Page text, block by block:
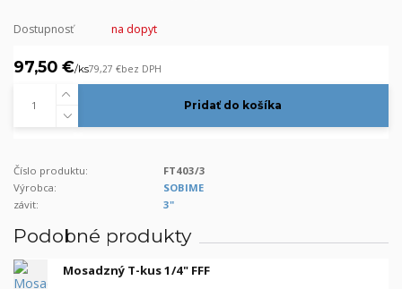
Dostupnosť na dopyt
97,50 €/ks79,27 €bez DPH
Pridať do košíka
Číslo produktu:
FT403/3
Výrobca:
SOBIME
závit:
3"
Podobné produkty
Mosadzný T-kus 1/4" FFF